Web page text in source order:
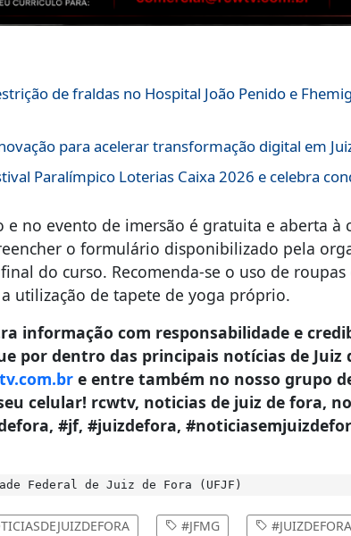
de fraldas no Hospital João Penido e
para acelerar transformação digital em
Paralímpico Loterias Caixa 2026 e celebra
no evento de imersão é gratuita e aberta à
o formulário disponibilizado pela
do curso. Recomenda-se o uso de
utilização de tapete de yoga próprio.
informação com responsabilidade e
por dentro das principais notícias de Juiz
e entre também no nosso grupo
celular! rcwtv, noticias de juiz de fora,
#jf, #juizdefora,
Federal de Juiz de Fora (UFJF)
#JFMG